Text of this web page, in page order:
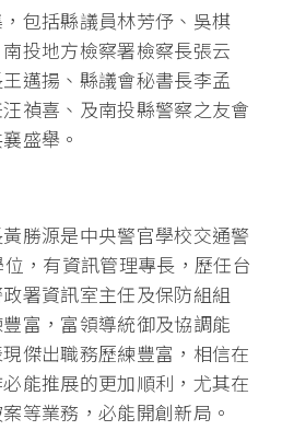
包括縣議員林芳伃、吳棋
投地方檢察署檢察長張云
邁揚、縣議會秘書長李孟
禎喜、及南投縣警察之友會
盛舉。
勝源是中央警官學校交通警
，有資訊管理專長，歷任台
署資訊室主任及保防組組
富，富領導統御及協調能
傑出職務歷練豐富，相信在
能推展的更加順利，尤其在
等業務，必能開創新局。